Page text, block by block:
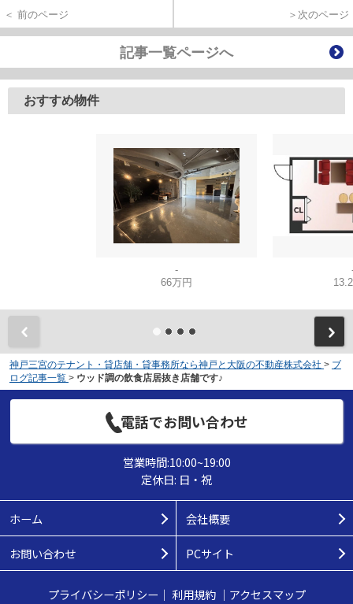
＜ 前のページ ＞次のページ
記事一覧ページへ
おすすめ物件
-
66万円
神戸三宮のテナント・貸店舗・貸事務所なら神戸と大阪の不動産株式会社 > ブ
ログ記事一覧 > ウッド調の飲食店居抜き店舗です♪
電話でお問い合わせ
営業時間:10:00~19:00
定休日: 日・祝
ホーム 会社概要
お問い合わせ PCサイト
プライバシーポリシー ｜ 利用規約｜ アクセスマップ